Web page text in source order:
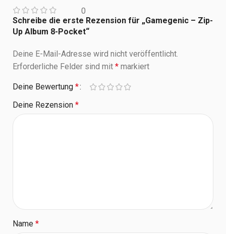
0
Schreibe die erste Rezension für „Gamegenic – Zip-
Up Album 8-Pocket“
Deine E-Mail-Adresse wird nicht veröffentlicht.
Erforderliche Felder sind mit * markiert
Deine Bewertung *
Deine Rezension *
Name *